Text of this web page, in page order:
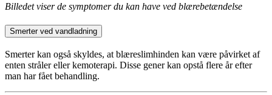
Billedet viser de symptomer du kan have ved blærebetændelse
Smerter ved vandladning
Smerter kan også skyldes, at blæreslimhinden kan være påvirket af
enten stråler eller kemoterapi. Disse gener kan opstå flere år efter
man har fået behandling.